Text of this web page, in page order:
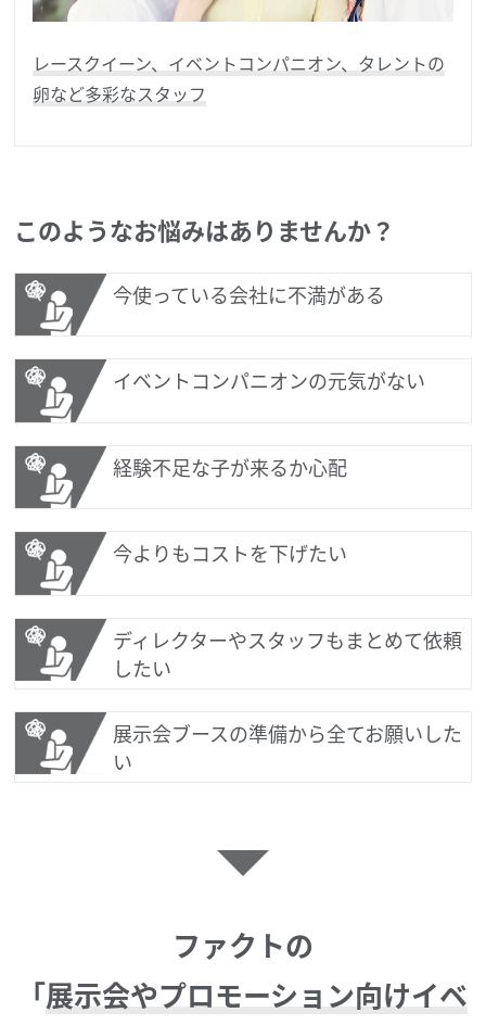
レースクイーン、イベントコンパニオン、タレントの
卵など多彩なスタッフ
このようなお悩みはありませんか？
今使っている会社に不満がある
イベントコンパニオンの元気がない
経験不足な子が来るか心配
今よりもコストを下げたい
ディレクターやスタッフもまとめて依頼
したい
展示会ブースの準備から全てお願いした
い
ファクトの
「展示会やプロモーション向けイベ